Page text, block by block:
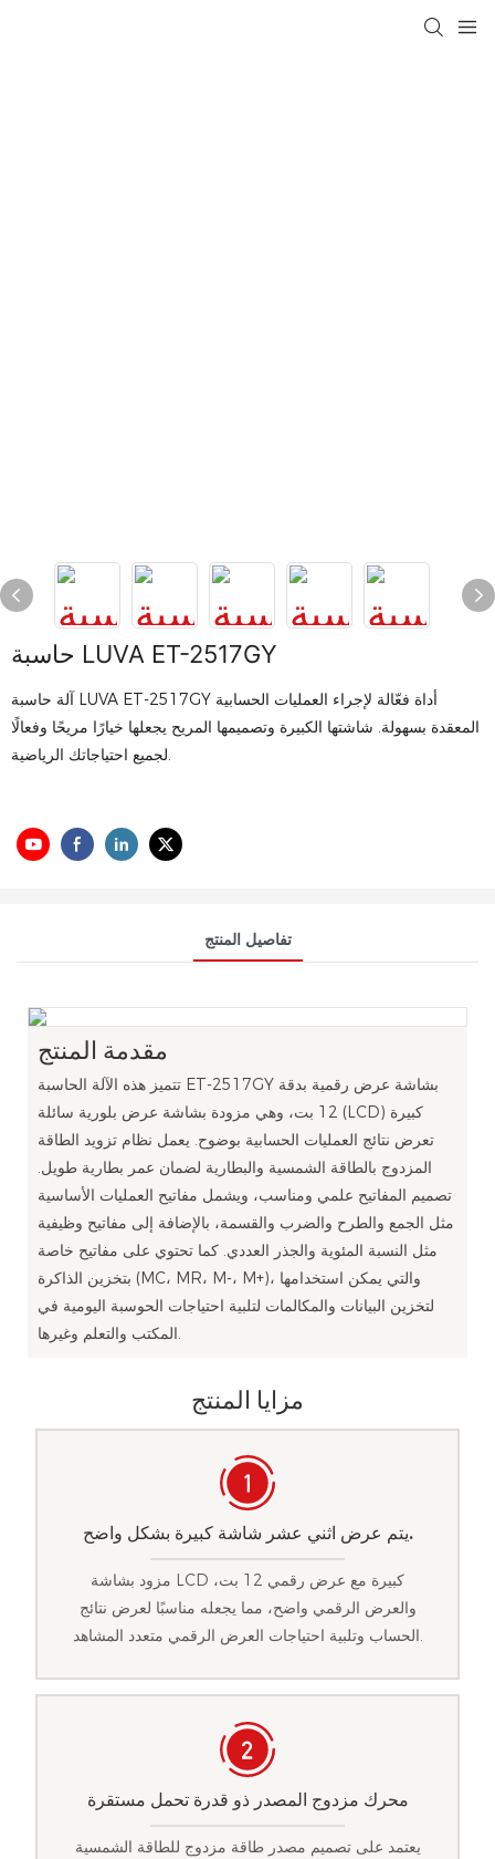
حاسبة LUVA ET-2517GY
آلة حاسبة LUVA ET-2517GY أداة فعّالة لإجراء العمليات الحسابية
المعقدة بسهولة. شاشتها الكبيرة وتصميمها المريح يجعلها خيارًا مريحًا وفعالًا
لجميع احتياجاتك الرياضية.
تفاصيل المنتج
مقدمة المنتج
تتميز هذه الآلة الحاسبة ET-2517GY بشاشة عرض رقمية بدقة
12 بت، وهي مزودة بشاشة عرض بلورية سائلة (LCD) كبيرة
تعرض نتائج العمليات الحسابية بوضوح. يعمل نظام تزويد الطاقة
المزدوج بالطاقة الشمسية والبطارية لضمان عمر بطارية طويل.
تصميم المفاتيح علمي ومناسب، ويشمل مفاتيح العمليات الأساسية
مثل الجمع والطرح والضرب والقسمة، بالإضافة إلى مفاتيح وظيفية
مثل النسبة المئوية والجذر العددي. كما تحتوي على مفاتيح خاصة
بتخزين الذاكرة (MC، MR، M-، M+)، والتي يمكن استخدامها
لتخزين البيانات والمكالمات لتلبية احتياجات الحوسبة اليومية في
المكتب والتعلم وغيرها.
مزايا المنتج
يتم عرض اثني عشر شاشة كبيرة بشكل واضح.
مزود بشاشة LCD كبيرة مع عرض رقمي 12 بت،
والعرض الرقمي واضح، مما يجعله مناسبًا لعرض نتائج
الحساب وتلبية احتياجات العرض الرقمي متعدد المشاهد.
محرك مزدوج المصدر ذو قدرة تحمل مستقرة
يعتمد على تصميم مصدر طاقة مزدوج للطاقة الشمسية